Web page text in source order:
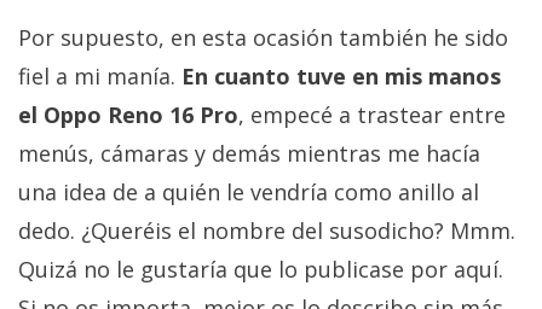
Por supuesto, en esta ocasión también he sido
fiel a mi manía. En cuanto tuve en mis manos
el Oppo Reno 16 Pro, empecé a trastear entre
menús, cámaras y demás mientras me hacía
una idea de a quién le vendría como anillo al
dedo. ¿Queréis el nombre del susodicho? Mmm.
Quizá no le gustaría que lo publicase por aquí.